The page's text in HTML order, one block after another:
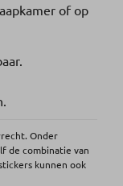
of op
Onder
de combinatie van
kunnen ook